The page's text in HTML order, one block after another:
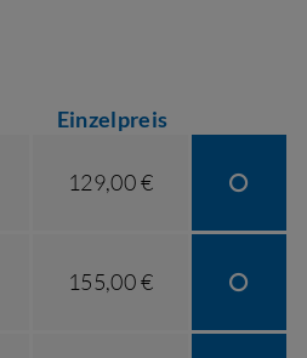
Einzelpreis
129,00 €
155,00 €